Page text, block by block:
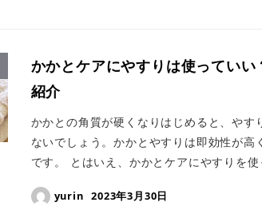
かかとケアにやすりは使ってい
紹介
かかとの角質が硬くなりはじめると、やす
ないでしょう。かかとやすりは即効性が
です。 とはいえ、かかとケアにやすりを
yurin 2023年3月30日